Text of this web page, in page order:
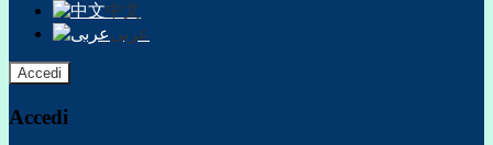
中文
عربى
Accedi
Accedi